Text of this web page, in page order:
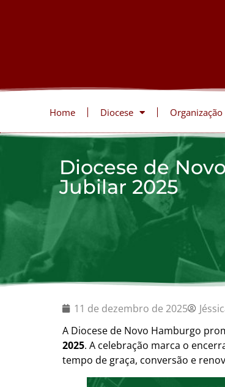
Home Diocese Organização
Diocese de
Jubilar 2025
11 de dezembro de 2025
A Diocese de Novo Hamburgo
2025. A celebração marca o
tempo de graça, conversão e